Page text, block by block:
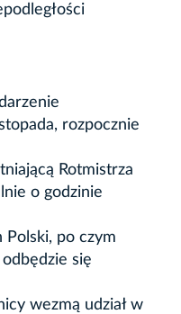
rozpocznie
Rotmistrza
o godzinie
po czym
się
wezmą udział w